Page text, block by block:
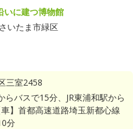
いに建つ博物館
いたま市緑区
三室2458
らバスで15分、JR東浦和駅から
】首都高速道路埼玉新都心線
分